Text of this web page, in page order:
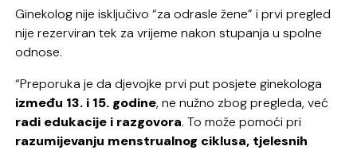
Ginekolog nije isključivo “za odrasle žene” i prvi pregled
nije rezerviran tek za vrijeme nakon stupanja u spolne
odnose.
“Preporuka je da djevojke prvi put posjete ginekologa
između 13. i 15. godine, ne nužno zbog pregleda, već
radi edukacije i razgovora. To može pomoći pri
razumijevanju menstrualnog ciklusa, tjelesnih